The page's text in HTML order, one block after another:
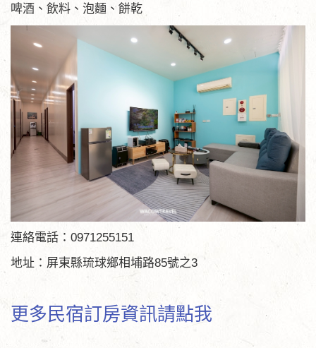
啤酒、飲料、泡麵、餅乾
連絡電話：0971255151
地址：屏東縣琉球鄉相埔路85號之3
更多民宿訂房資訊請點我